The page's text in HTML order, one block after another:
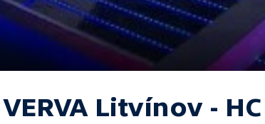
VERVA Litvínov -